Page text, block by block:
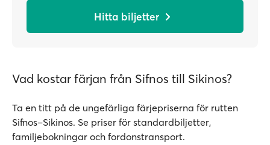
Hitta biljetter
Vad kostar färjan från Sifnos till Sikinos?
Ta en titt på de ungefärliga färjepriserna för rutten
Sifnos–Sikinos. Se priser för standardbiljetter,
familjebokningar och fordonstransport.